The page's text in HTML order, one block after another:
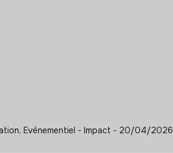
Evénementiel - Impact - 20/04/2026